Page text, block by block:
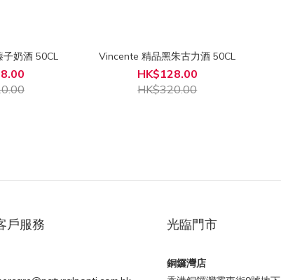
奶酒 50CL Vincente 精品黑朱古力酒 50CL
HK$128.00
HK$320.00
戶服務 光臨門市
銅鑼灣店